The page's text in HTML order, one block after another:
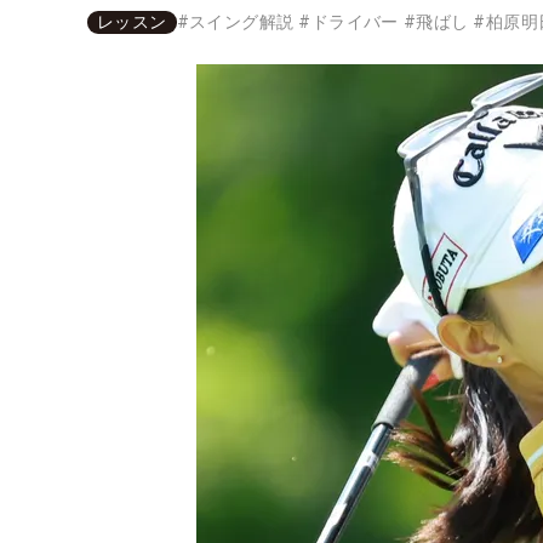
レッスン #スイング解説 # ドライバー #飛ばし #柏原明